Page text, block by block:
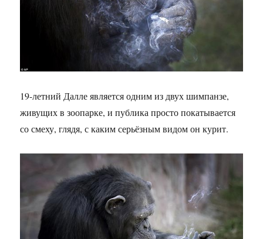
19-летний Далле является одним из двух шимпанзе,
живущих в зоопарке, и публика просто покатывается
со смеху, глядя, с каким серьёзным видом он курит.